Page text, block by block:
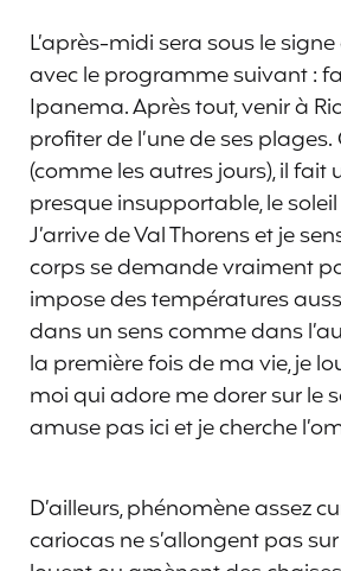
L’après-midi sera sous le
avec le programme suivant :
Ipanema. Après tout, venir à
profiter de l’une de ses plages.
(comme les autres jours), il fait
presque insupportable, le
J’arrive de Val Thorens et je
corps se demande vraiment
impose des températures
dans un sens comme dans
la première fois de ma vie, je
moi qui adore me dorer sur le
amuse pas ici et je cherche
D’ailleurs, phénomène assez
cariocas ne s’allongent pas